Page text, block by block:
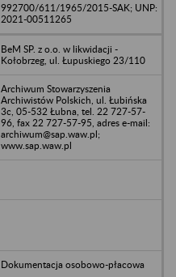
992700/611/1965/2015-SAK; UNP:
2021-00511265
BeM SP. z o.o. w likwidacji -
Kołobrzeg, ul. Łupuskiego 23/110
Archiwum Stowarzyszenia
Archiwistów Polskich, ul. Łubińska
3c, 05-532 Łubna, tel. 22 727-57-
96, fax 22 727-57-95, adres e-mail:
archiwum@sap.waw.pl;
www.sap.waw.pl
Dokumentacja osobowo-płacowa